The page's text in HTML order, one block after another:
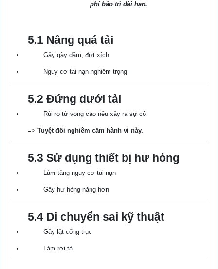
phí bảo trì dài hạn.
5.1 Nâng quá tải
Gây gãy dầm, đứt xích
Nguy cơ tai nạn nghiêm trọng
5.2 Đứng dưới tải
Rủi ro tử vong cao nếu xảy ra sự cố
=> Tuyệt đối nghiêm cấm hành vi này.
5.3 Sử dụng thiết bị hư hỏng
Làm tăng nguy cơ tai nạn
Gây hư hỏng nặng hơn
5.4 Di chuyển sai kỹ thuật
Gây lật cổng trục
Làm rơi tải